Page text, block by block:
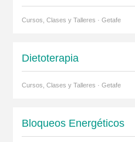
Cursos, Clases y Talleres · Getafe
Dietoterapia
Cursos, Clases y Talleres · Getafe
Bloqueos Energéticos